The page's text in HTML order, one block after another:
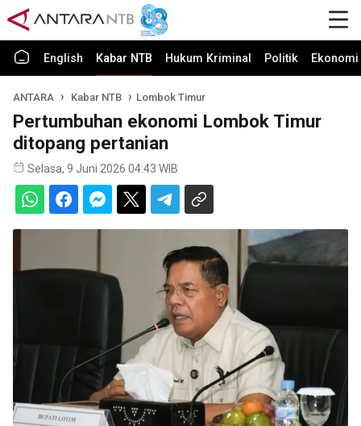
English Kabar NTB Hukum Kriminal Politik
ANTARA Kabar NTB Lombok Timur
Pertumbuhan ekonomi Lombok Timur
ditopang pertanian
Selasa, 9 Juni 2026 04:43 WIB